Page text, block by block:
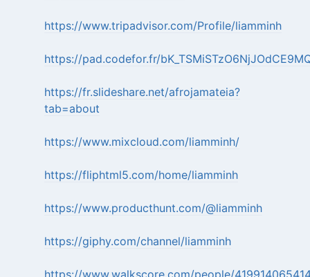
https://www.tripadvisor.com/Profile/liamminh
https://pad.codefor.fr/
https://fr.slideshare.net/afrojamateia?
tab=about
https://www.mixcloud.com/liamminh/
https://fliphtml5.com/home/liamminh
https://www.producthunt.com/@liamminh
https://giphy.com/channel/liamminh
https://www.walkscore.com/people/